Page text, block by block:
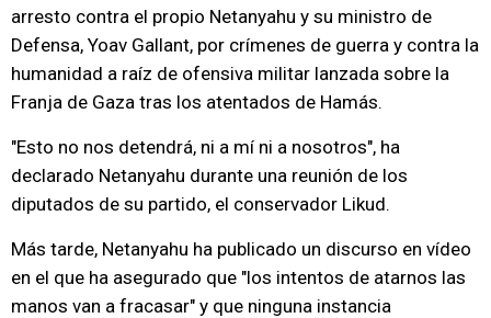
arresto contra el propio Netanyahu y su ministro de
Defensa, Yoav Gallant, por crímenes de guerra y contra la
humanidad a raíz de ofensiva militar lanzada sobre la
Franja de Gaza tras los atentados de Hamás.
"Esto no nos detendrá, ni a mí ni a nosotros", ha
declarado Netanyahu durante una reunión de los
diputados de su partido, el conservador Likud.
Más tarde, Netanyahu ha publicado un discurso en vídeo
en el que ha asegurado que "los intentos de atarnos las
manos van a fracasar" y que ninguna instancia